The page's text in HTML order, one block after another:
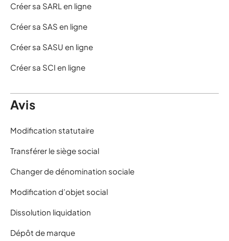
Créer sa SARL en ligne
Créer sa SAS en ligne
Créer sa SASU en ligne
Créer sa SCI en ligne
Avis
Modification statutaire
Transférer le siège social
Changer de dénomination sociale
Modification d’objet social
Dissolution liquidation
Dépôt de marque